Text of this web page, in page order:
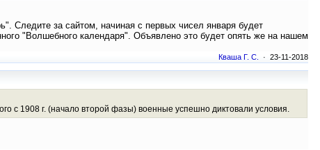
Следите за сайтом, начиная с первых чисел января будет
"Волшебного календаря". Объявлено это будет опять же на нашем
Кваша Г. С. · 23-11-2018
с 1908 г. (начало второй фазы) военные успешно диктовали условия.